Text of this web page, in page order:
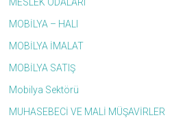
MOBİLYA – HALI
MOBİLYA İMALAT
MOBİLYA SATIŞ
Mobilya Sektörü
MUHASEBECİ VE MALİ MÜŞAVİRLER